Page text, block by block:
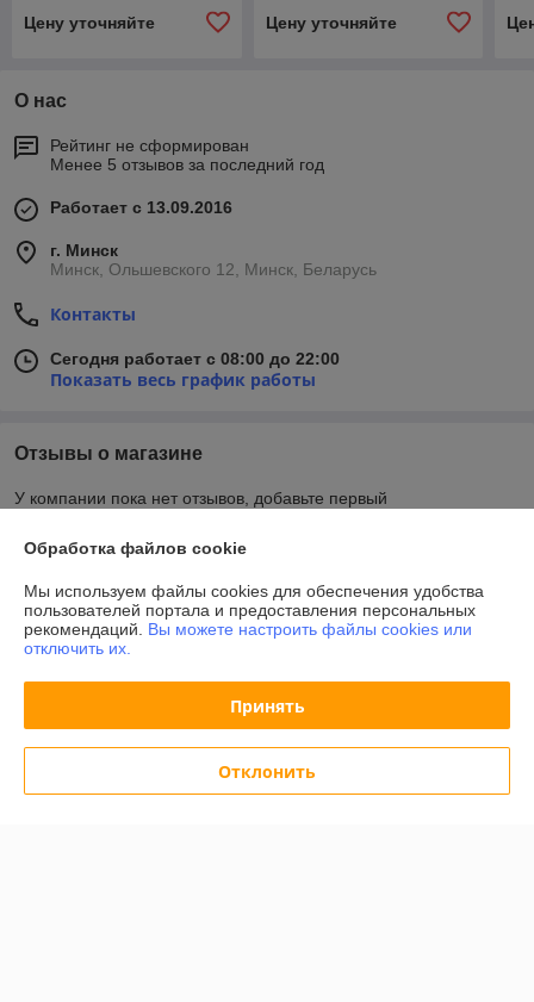
Цену уточняйте
Цену уточняйте
О нас
Рейтинг не сформирован
Менее 5 отзывов за последний год
Работает с 13.09.2016
г. Минск
Минск, Ольшевского 12, Минск, Беларусь
Контакты
Сегодня работает с 08:00 до 22:00
Показать весь график работы
Отзывы о магазине
У компании пока нет отзывов, добавьте первый
Контакты
Доставка и оплата
График работы
Полная версия сайта
Обработка файлов cookie
Мы используем файлы cookies для обеспечения удобства
пользователей портала и предоставления персональных
рекомендаций. Вы можете настроить файлы cookies или
отключить их.
Принять
Отклонить